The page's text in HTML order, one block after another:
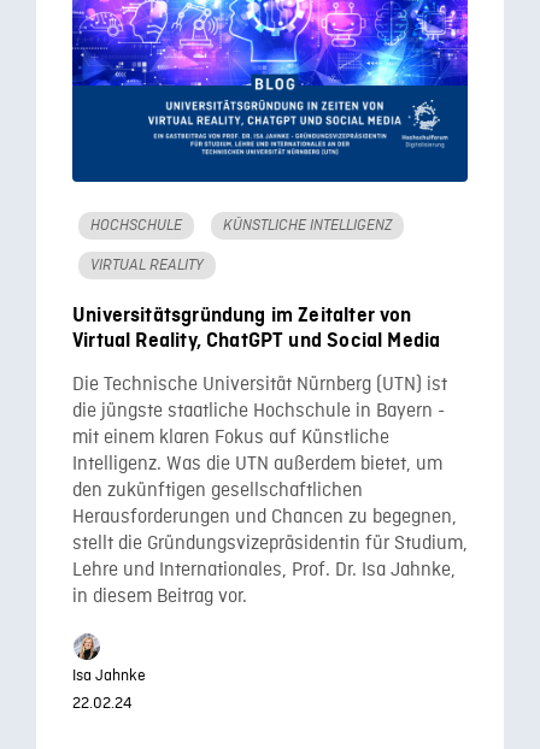
HOCHSCHULE KÜNSTLICHE INTELLIGENZ
VIRTUAL REALITY
Universitätsgründung im Zeitalter von
Virtual Reality, ChatGPT und Social Media
Die Technische Universität Nürnberg (UTN) ist
die jüngste staatliche Hochschule in Bayern -
mit einem klaren Fokus auf Künstliche
Intelligenz. Was die UTN außerdem bietet, um
den zukünftigen gesellschaftlichen
Herausforderungen und Chancen zu begegnen,
stellt die Gründungsvizepräsidentin für Studium,
Lehre und Internationales, Prof. Dr. Isa Jahnke,
in diesem Beitrag vor.
Isa Jahnke
22.02.24